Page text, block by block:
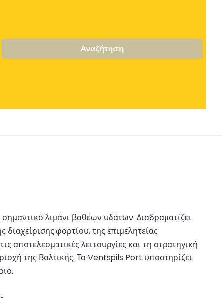
Αναζήτηση
λιμάνι βαθέων υδάτων. Διαδραματίζει
φορτίου, της επιμελητείας
αποτελεσματικές λειτουργίες και τη στρατηγική
της Βαλτικής. Το Ventspils Port υποστηρίζει